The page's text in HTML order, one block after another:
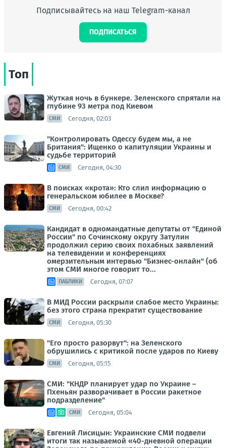
Подписывайтесь на наш Telegram-канал
ПОДПИСАТЬСЯ
Топ
Жуткая ночь в бункере. Зеленского спрятали на
глубине 93 метра под Киевом
СМИ Сегодня, 02:03
"Контролировать Одессу будем мы, а не
Британия": Ищенко о капитуляции Украины и
судьбе территорий
СМИ Сегодня, 04:30
В поисках «крота»: Кто слил информацию о
генеральском юбилее в Москве?
СМИ Сегодня, 00:42
Кандидат в одномандатные депутаты от "Единой
России" по Сочинскому округу Затулин
продолжил серию своих похабных заявлений
на телевидении и конференциях
омерзительным интервью "Бизнес-онлайн" (об
этом СМИ многое говорит то...
ПАБЛИКИ Сегодня, 07:07
В МИД России раскрыли слабое место Украины:
без этого страна прекратит существование
СМИ Сегодня, 05:30
"Его просто разорвут": на Зеленского
обрушились с критикой после ударов по Киеву
СМИ Сегодня, 05:15
СМИ: "КНДР планирует удар по Украине –
Пхеньян разворачивает в России ракетное
подразделение"
СМИ Сегодня, 05:04
Евгений Лисицын: Украинские СМИ подвели
итоги так называемой «40-дневной операции